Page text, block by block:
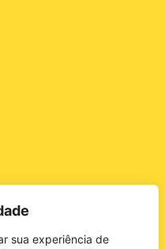
sua experiência de